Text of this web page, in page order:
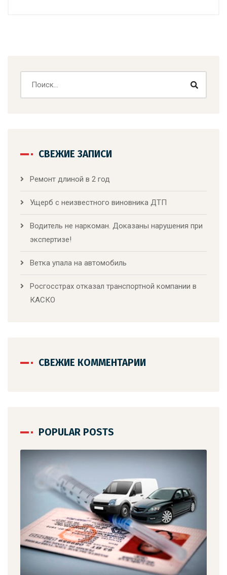
СВЕЖИЕ ЗАПИСИ
Ремонт длиной в 2 год
Ущерб с неизвестного виновника ДТП
Водитель не наркоман. Доказаны нарушения при
экспертизе!
Ветка упала на автомобиль
Росгосстрах отказал транспортной компании в
КАСКО
СВЕЖИЕ КОММЕНТАРИИ
POPULAR POSTS